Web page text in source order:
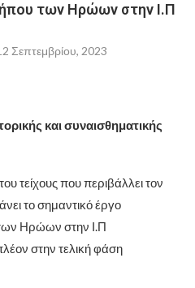
των Ηρώων στην Ι.Π
Σεπτεμβρίου, 2023
και συναισθηματικής
τείχους που περιβάλλει τον
το σημαντικό έργο
Ηρώων στην Ι.Π
στην τελική φάση